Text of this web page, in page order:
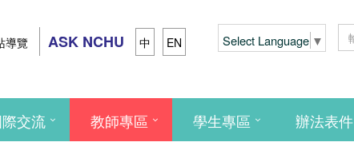
導覽 ASK NCHU 中 EN Select Language ▼
交流 教師專區 學生專區 辦法表件